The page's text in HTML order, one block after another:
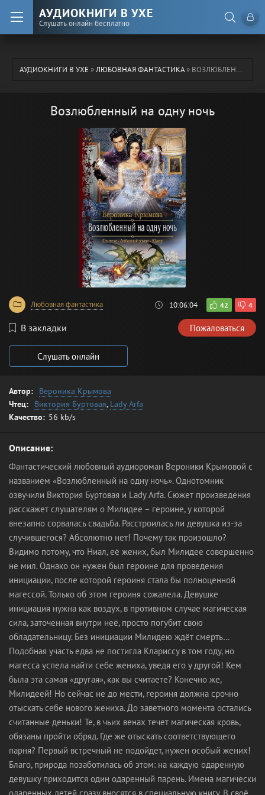
АУДИОКНИГИ В УХЕ
Слушать онлайн бесплатно
АУДИОКНИГИ В УХЕ»ЛЮБОВНАЯ ФАНТАСТИКА» ВОЗЛЮБЛЕННЫЙ НА ОДНУ НОЧЬ
Возлюбленный на одну ночь
Любовная фантастика 10:06:04 42 4
В закладки Пожаловаться
Слушать онлайн
Автор:
Вероника Крымова
Чтец:
Виктория Буртовая, Lady Arfa
Качество: 56 kb/s
Описание:
Фантастический любовный аудиороман Вероники Крымовой с
названием «Возлюбленный на одну ночь». Однотомник
озвучили Виктория Буртовая и Lady Arfa. Сюжет произведения
расскажет слушателям о Милидее – героине, у которой
внезапно сорвалась свадьба. Расстроилась ли девушка из-за
случившегося? Абсолютно нет! Почему так произошло?
Видимо потому, что Ниал, её жених, был Милидее совершенно
не мил. Однако он нужен был героине для проведения
инициации, после которой героиня стала бы полноценной
магессой. Только об этом героиня сожалела. Девушке
инициация нужна как воздух, в противном случае магическая
сила, заточенная внутри неё, просто погубит свою
обладательницу. Без инициации Милидею ждёт смерть…
Подобная участь едва не постигла Клариссу в том году, но
магесса успела найти себе жениха, уведя его у другой! Кем
была эта самая «другая», как вы считаете? Конечно же,
Милидеей! Но сейчас не до мести, героиня должна срочно
отыскать себе нового жениха. До заветного момента остались
считанные деньки! Те, в чьих венах течет магическая кровь,
обязаны пройти обряд. Где же отыскать соответствующего
парня? Первый встречный не подойдет, нужен особый жених!
Благо, природа позаботилась об этом: на каждую одаренную
девушку приходится один одаренный парень. Имена магически